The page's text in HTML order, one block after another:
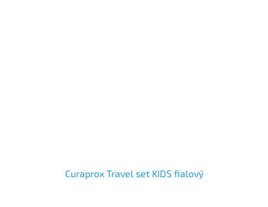
Curaprox Travel set KIDS fialový